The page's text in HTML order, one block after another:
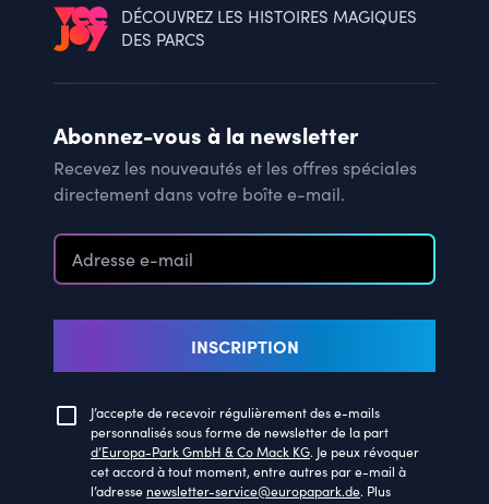
DÉCOUVREZ LES HISTOIRES MAGIQUES
DES PARCS
Abonnez-vous à la newsletter
Recevez les nouveautés et les offres spéciales
directement dans votre boîte e-mail.
INSCRIPTION
J’accepte de recevoir régulièrement des e-mails
personnalisés sous forme de newsletter de la part
d’Europa-Park GmbH & Co Mack KG. Je peux révoquer
cet accord à tout moment, entre autres par e-mail à
l’adresse newsletter-service@europapark.de. Plus